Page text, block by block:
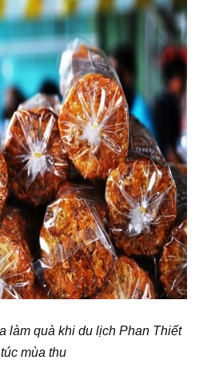
làm quà khi du lịch Phan Thiết
mùa thu